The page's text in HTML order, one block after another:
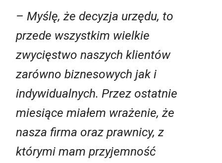
– Myślę, że decyzja urzędu, to
przede wszystkim wielkie
zwycięstwo naszych klientów
zarówno biznesowych jak i
indywidualnych. Przez ostatnie
miesiące miałem wrażenie, że
nasza firma oraz prawnicy, z
którymi mam przyjemność